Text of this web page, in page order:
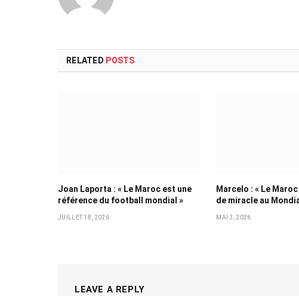
RELATED POSTS
Joan Laporta : « Le Maroc est une
référence du football mondial »
JUILLET 18, 2026
Marcelo : « Le
de miracle au
MAI 3, 2026
LEAVE A REPLY